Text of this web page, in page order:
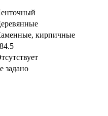
кирпичные
задано